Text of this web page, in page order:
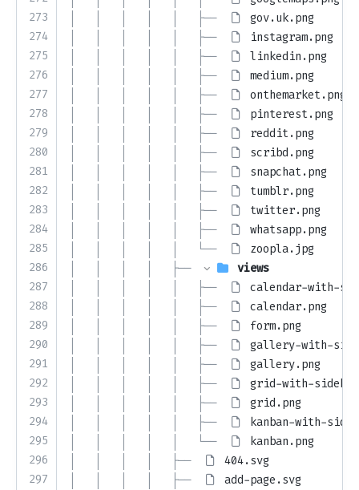
273
274
275
276
277
278
279
280
281
282
283
284
285
286
287
288
289
290
291
292
293
294
295
296
297
│   │   │   │   │   ├──
gov.uk.png
│   │   │   │   │   ├──
instagram.png
│   │   │   │   │   ├──
linkedin.png
│   │   │   │   │   ├──
medium.png
│   │   │   │   │   ├──
onthemarket.png
│   │   │   │   │   ├──
pinterest.png
│   │   │   │   │   ├──
reddit.png
│   │   │   │   │   ├──
scribd.png
│   │   │   │   │   ├──
snapchat.png
│   │   │   │   │   ├──
tumblr.png
│   │   │   │   │   ├──
twitter.png
│   │   │   │   │   ├──
whatsapp.png
│   │   │   │   │   └──
zoopla.jpg
│   │   │   │   ├──
views
│   │   │   │   │   ├──
calendar-with-
│   │   │   │   │   ├──
calendar.png
│   │   │   │   │   ├──
form.png
│   │   │   │   │   ├──
gallery-with-
│   │   │   │   │   ├──
gallery.png
│   │   │   │   │   ├──
grid-with-
│   │   │   │   │   ├──
grid.png
│   │   │   │   │   ├──
kanban-with-
│   │   │   │   │   └──
kanban.png
│   │   │   │   ├──
404.svg
│   │   │   │   ├──
add-page.svg